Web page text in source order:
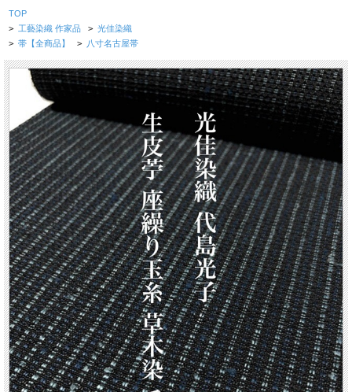
TOP
> 工藝染織 作家品 > 光佳染織
> 帯【全商品】 > 八寸名古屋帯